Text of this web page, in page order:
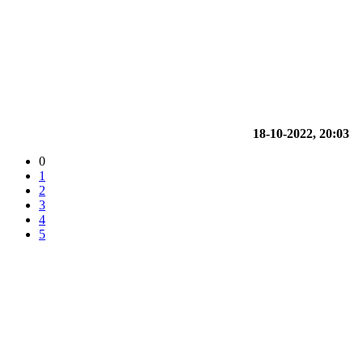
18-10-2022, 20:03
0
1
2
3
4
5